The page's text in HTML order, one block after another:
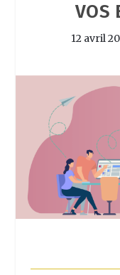
VOS
12 avril